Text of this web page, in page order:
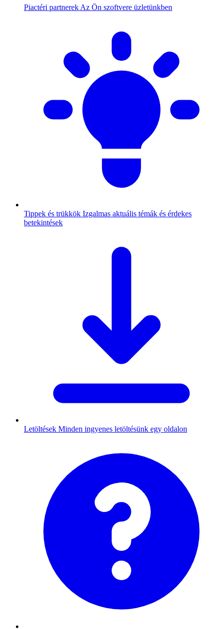
Piactéri partnerek Az Ön szoftvere üzletünkben
Tippek és trükkök Izgalmas aktuális témák és érdekes
betekintések
Letöltések Minden ingyenes letöltésünk egy oldalon